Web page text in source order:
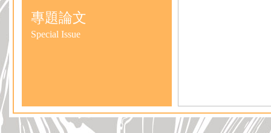
專題論文
Special Issue